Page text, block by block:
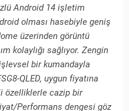
Android 14 işletim
olması hasebiyle geniş
üzerinden görüntü
kolaylığı sağlıyor. Zengin
bir kumandayla
QLED, uygun fiyatına
özelliklerle cazip bir
Performans dengesi göz